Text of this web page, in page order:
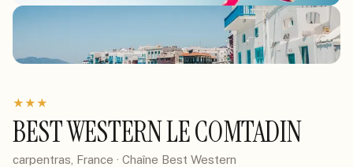
★★★
BEST WESTERN LE COMTADIN
carpentras, France · Chaîne Best Western